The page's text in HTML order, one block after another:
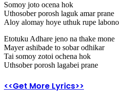
Somoy joto ocena hok
Uthosober porosh laguk amar prane
Aloy alomay hoye uthuk rupe labono
Etotuku Adhare jeno na thake mone
Mayer ashibade to sobar odhikar
Tai somoy zotoi ochena hok
Uthsober porosh lagabei prane
<<Get More Lyrics>>